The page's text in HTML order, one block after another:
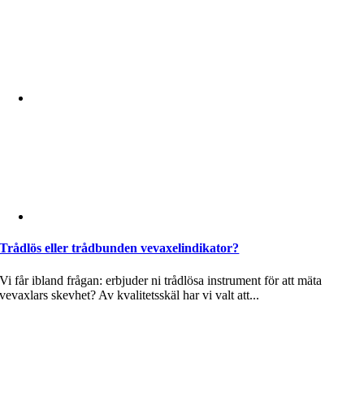
Trådlös eller trådbunden vevaxelindikator?
Vi får ibland frågan: erbjuder ni trådlösa instrument för att mäta
vevaxlars skevhet? Av kvalitetsskäl har vi valt att...